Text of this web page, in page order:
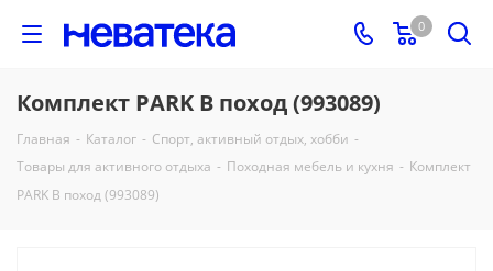
0
Комплект PARK В поход (993089)
Главная - Каталог - Спорт, активный отдых, хобби -
Товары для активного отдыха - Походная мебель и кухня - Комплект
PARK В поход (993089)